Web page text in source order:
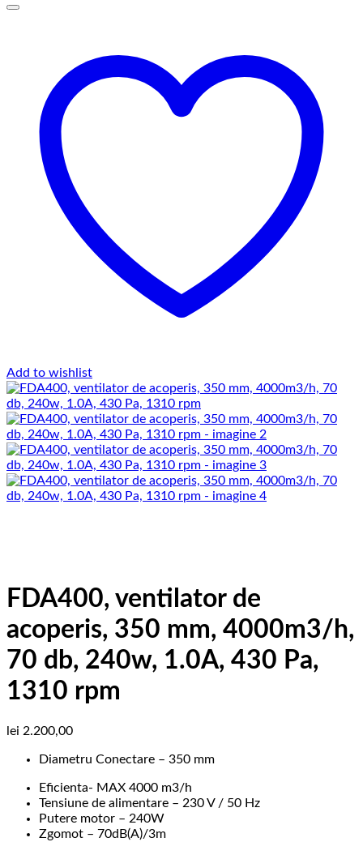
Add to wishlist
FDA400, ventilator de
acoperis, 350 mm, 4000m3/h,
70 db, 240w, 1.0A, 430 Pa,
1310 rpm
lei 2.200,00
Diametru Conectare – 350 mm
Eficienta- MAX 4000 m3/h
Tensiune de alimentare – 230 V / 50 Hz
Putere motor – 240W
Zgomot – 70dB(A)/3m